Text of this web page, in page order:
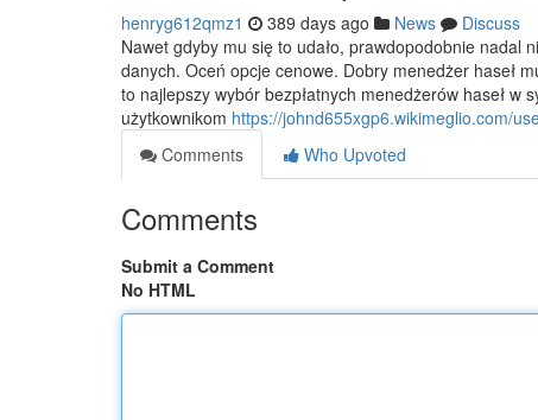
henryg612qmz1 389 days ago News
Discuss
Nawet gdyby mu się to udało, prawdopodobnie nadal
danych. Oceń opcje cenowe. Dobry menedżer haseł
to najlepszy wybór bezpłatnych menedżerów haseł
użytkownikom https://johnd655xgp6.wikimeglio.com/
Comments
Who Upvoted
Comments
Submit a Comment
No HTML